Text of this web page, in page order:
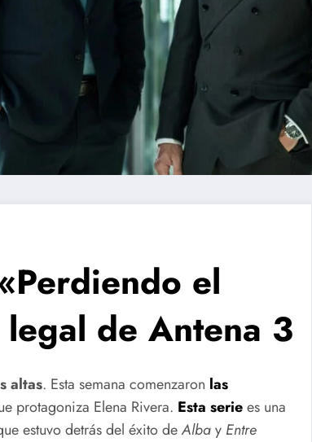
el
de Antena 3
altas. Esta semana comenzaron las
protagoniza Elena Rivera. Esta seriees una
estuvo detrás del éxito deAlbay Entre